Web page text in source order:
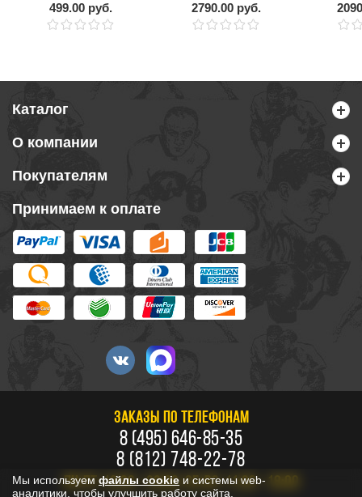
499.00 руб.
пары
2790.00 руб.
Каталог
О компании
Покупателям
Принимаем к оплате
ЗАКАЗЫ ПО ТЕЛЕФОНАМ
8 (495) 646-85-35
8 (812) 748-22-78
ПН-ПТ: 10:00 - 20:00, СБ-ВС: 11:00 - 18:00
Мы используем файлы cookie и системы web-
аналитики, чтобы улучшить работу сайта.